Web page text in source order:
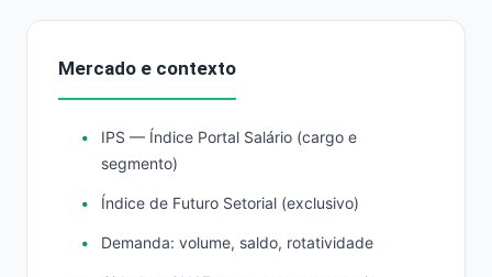
Mercado e contexto
IPS — Índice Portal Salário (cargo e
segmento)
Índice de Futuro Setorial (exclusivo)
Demanda: volume, saldo, rotatividade